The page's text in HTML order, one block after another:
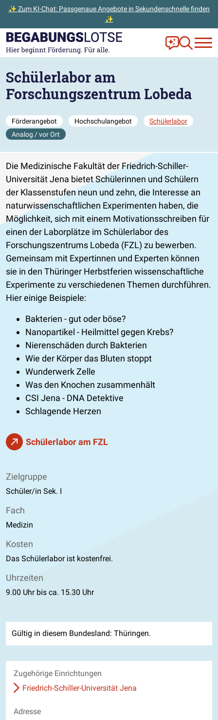
✨ Zum KI-Chat: Passgenaue Angebote in Sekundenschnelle finden
✨
Zum Hauptinhalt der Seite springen
Zur Startseite gehen Frag Ella!
Zur
Schülerlabor am
Forschungszentrum Lobeda
Förderangebot Hochschulangebot
Schülerlabor
Analog / vor Ort
Die Medizinische Fakultät der Friedrich-Schiller-
Universität Jena bietet Schülerinnen und Schülern
der Klassenstufen neun und zehn, die Interesse an
naturwissenschaftlichen Experimenten haben, die
Möglichkeit, sich mit einem Motivationsschreiben für
einen der Laborplätze im Schülerlabor des
Forschungszentrums Lobeda (FZL) zu bewerben.
Gemeinsam mit Expertinnen und Experten können
sie in den Thüringer Herbstferien wissenschaftliche
Experimente zu verschiedenen Themen durchführen.
Hier einige Beispiele:
Bakterien - gut oder böse?
Nanopartikel - Heilmittel gegen Krebs?
Nierenschäden durch Bakterien
Wie der Körper das Bluten stoppt
Wunderwerk Zelle
Was den Knochen zusammenhält
CSI Jena - DNA Detektive
Schlagende Herzen
Schülerlabor am FZL
Zielgruppe
Schüler/in Sek. I
Fach
Medizin
Kosten
Das Schülerlabor ist kostenfrei.
Uhrzeiten
9.00 Uhr bis ca. 15.30 Uhr
Gültig in diesem Bundesland: Thüringen.
Zugehörige Einrichtungen
Friedrich-Schiller-Universität Jena
Adresse